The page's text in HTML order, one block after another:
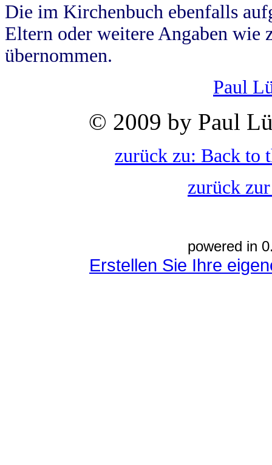
Die im Kirchenbuch ebenfalls
Eltern oder weitere Angaben wie
übernommen.
Paul
© 2009 by Paul
zurück zu: Back to
zurück
powered in
Erstellen Sie Ihre